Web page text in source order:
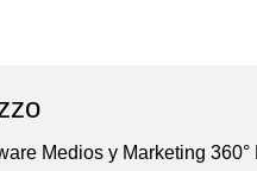
Medios y Marketing